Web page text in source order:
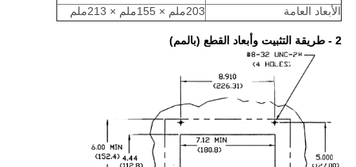
الأبعاد العامة
203ملم × 155ملم × 213ملم
2 - طريقة التثبيت وأبعاد القطع (بالمم)